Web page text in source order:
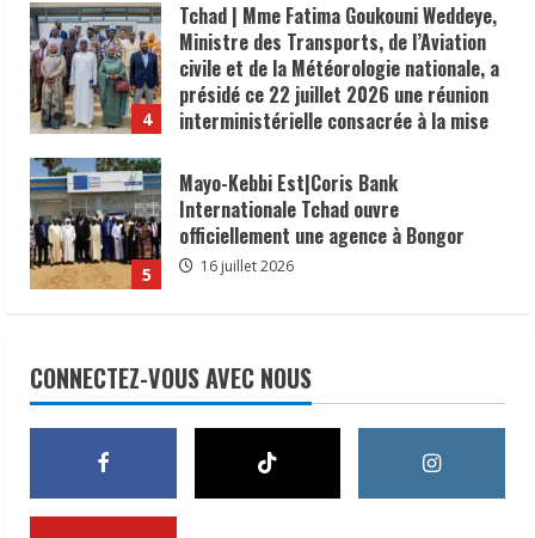
4
Tchad | Mme Fatima Goukouni Weddeye,
Ministre des Transports, de l’Aviation
civile et de la Météorologie nationale, a
présidé ce 22 juillet 2026 une réunion
interministérielle consacrée à la mise
la République, le Maréchal Mahamat
Idriss Déby Itno, supprimant l’obligation
de visa d’entrée au Tchad pour les
ressortissants des pays africains.
5
Mayo-Kebbi Est|Coris Bank
Internationale Tchad ouvre
officiellement une agence à Bongor
16 juillet 2026
1
𝐬𝐞𝐧𝐬𝐢𝐛𝐢𝐥𝐢𝐬𝐚𝐭𝐢𝐨𝐧 𝐜𝐨𝐧𝐭𝐫𝐞 𝐥’é𝐩𝐢𝐝é𝐦𝐢𝐞 𝐝𝐞
𝐜𝐡𝐨𝐥é𝐫𝐚
𝗜𝗻𝗱𝘂𝘀𝘁𝗿𝗶𝗲 | l𝐞 𝐠𝐨𝐮𝐯𝐞𝐫𝐧𝐞𝐦𝐞𝐧𝐭 𝐜𝐥𝐚𝐫𝐢𝐟𝐢𝐞
CONNECTEZ-VOUS AVEC NOUS